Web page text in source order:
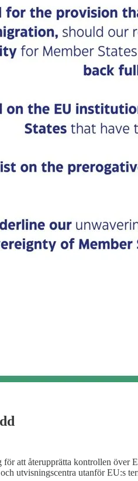
att återupprätta kontrollen
utvisningscentra utanför